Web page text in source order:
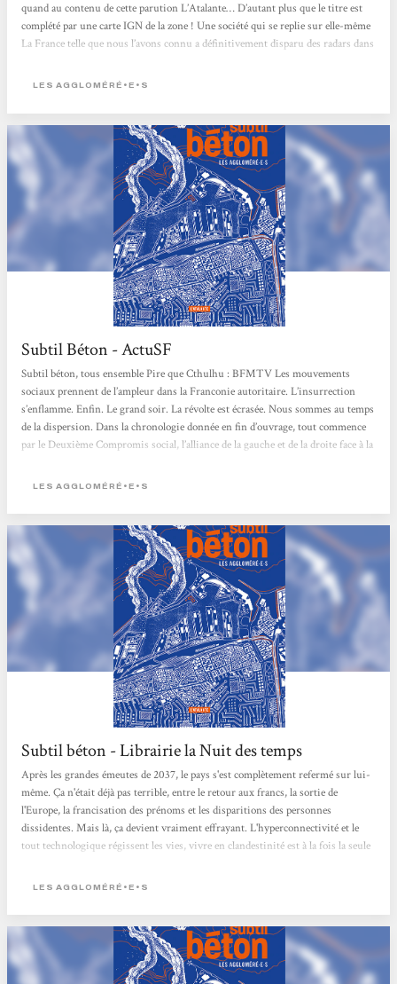
quand au contenu de cette parution L’Atalante… D’autant plus que le titre est
complété par une carte IGN de la zone ! Une société qui se replie sur elle-même
La France telle que nous l’avons connu a définitivement disparu des radars dans
société des Lumières dans un rejet de l’autre majeur… Car...
LES AGGLOMÉRÉ•E•S
Subtil Béton - ActuSF
Subtil béton, tous ensemble Pire que Cthulhu : BFMTV Les mouvements
sociaux prennent de l’ampleur dans la Franconie autoritaire. L’insurrection
s’enflamme. Enfin. Le grand soir. La révolte est écrasée. Nous sommes au temps
de la dispersion. Dans la chronologie donnée en fin d’ouvrage, tout commence
par le Deuxième Compromis social, l’alliance de la gauche et de la droite face à la
pas besoin d’être élue. Les Compromis se chargent de son programme : rupture
LES AGGLOMÉRÉ•E•S
Subtil béton - Librairie la Nuit des temps
Après les grandes émeutes de 2037, le pays s'est complètement refermé sur lui-
même. Ça n'était déjà pas terrible, entre le retour aux francs, la sortie de
l'Europe, la francisation des prénoms et les disparitions des personnes
dissidentes. Mais là, ça devient vraiment effrayant. L'hyperconnectivité et le
tout technologique régissent les vies, vivre en clandestinité est à la fois la seule
bord de mer, et la campagne un peu plus loin, nous suivons Pedro, Faz, Onik,
LES AGGLOMÉRÉ•E•S